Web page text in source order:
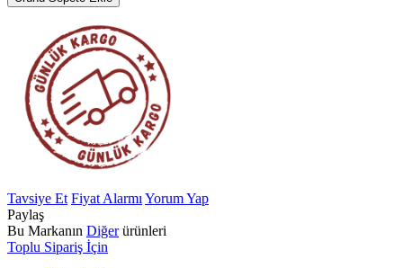
Tavsiye Et Fiyat Alarmı Yorum Yap
Paylaş
Bu Markanın Diğerürünleri
Toplu Sipariş İçin